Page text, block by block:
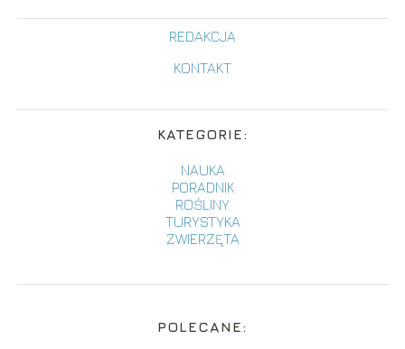
REDAKCJA
KONTAKT
KATEGORIE:
NAUKA
PORADNIK
ROŚLINY
TURYSTYKA
ZWIERZĘTA
POLECANE: